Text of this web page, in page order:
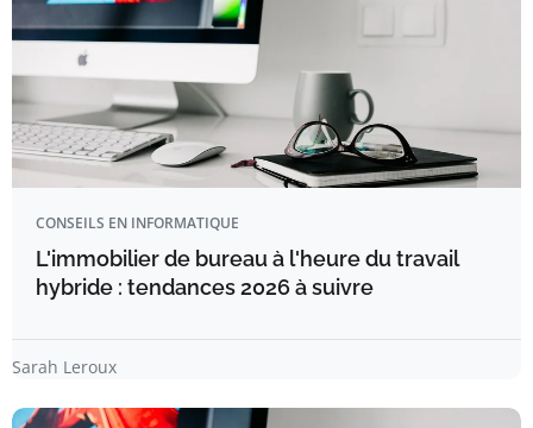
CONSEILS EN INFORMATIQUE
L'immobilier de bureau à l'heure du travail
hybride : tendances 2026 à suivre
Sarah Leroux